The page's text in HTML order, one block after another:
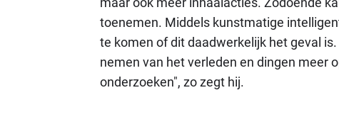
toenemen. Middels kunstmatige
te komen of dit daadwerkelijk het geval
nemen van het verleden en dingen meer
onderzoeken", zo zegt hij.